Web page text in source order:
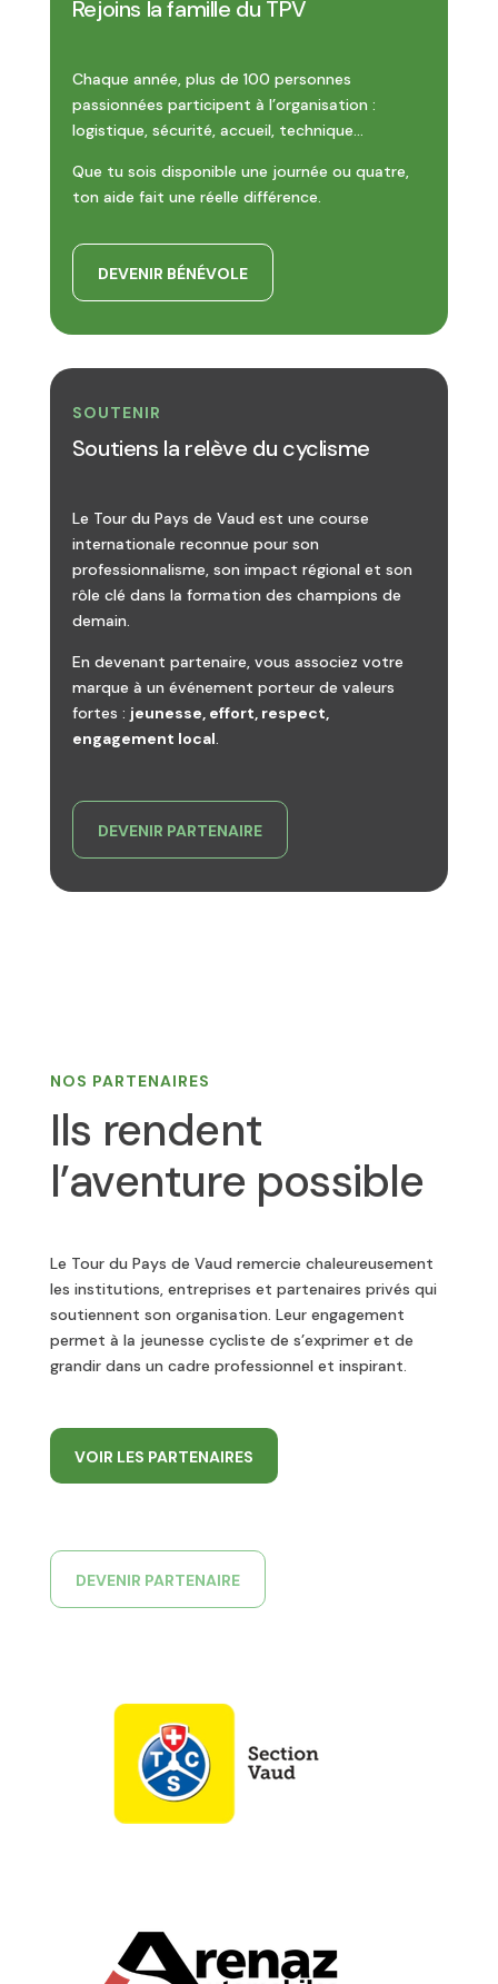
Rejoins la famille du TPV
Chaque année, plus de 100 personnes
passionnées participent à l’organisation :
logistique, sécurité, accueil, technique…
Que tu sois disponible une journée ou quatre,
ton aide fait une réelle différence.
DEVENIR BÉNÉVOLE
SOUTENIR
Soutiens la relève du cyclisme
Le Tour du Pays de Vaud est une course
internationale reconnue pour son
professionnalisme, son impact régional et son
rôle clé dans la formation des champions de
demain.
En devenant partenaire, vous associez votre
marque à un événement porteur de valeurs
fortes : jeunesse, effort, respect,
engagement local.
DEVENIR PARTENAIRE
NOS PARTENAIRES
Ils rendent
l’aventure possible
Le Tour du Pays de Vaud remercie chaleureusement
les institutions, entreprises et partenaires privés qui
soutiennent son organisation. Leur engagement
permet à la jeunesse cycliste de s’exprimer et de
grandir dans un cadre professionnel et inspirant.
VOIR LES PARTENAIRES
DEVENIR PARTENAIRE